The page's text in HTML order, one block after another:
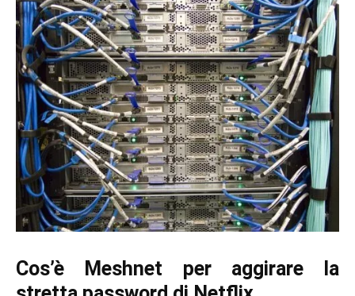
Cos’è Meshnet per aggirare la